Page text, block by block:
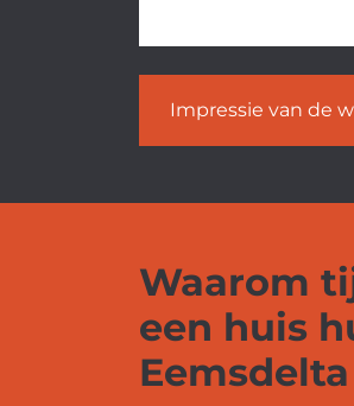
Impressie van de
Waarom
een huis